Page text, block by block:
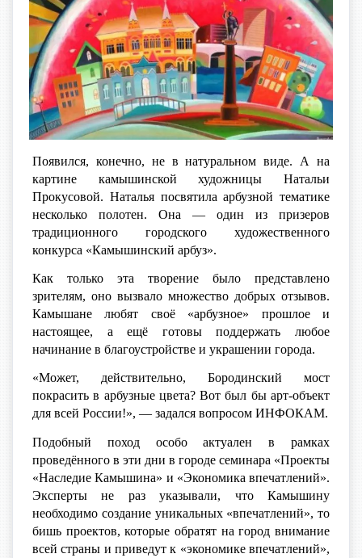
Появился, конечно, не в натуральном виде. А на
картине камышинской художницы Натальи
Прокусовой. Наталья посвятила арбузной тематике
несколько полотен. Она — один из призеров
традиционного городского художественного
конкурса «Камышинский арбуз».
Как только эта творение было представлено
зрителям, оно вызвало множество добрых отзывов.
Камышане любят своё «арбузное» прошлое и
настоящее, а ещё готовы поддержать любое
начинание в благоустройстве и украшении города.
«Может, действительно, Бородинский мост
покрасить в арбузные цвета? Вот был бы арт-объект
для всей России!», — задался вопросом ИНФОКАМ.
Подобный поход особо актуален в рамках
проведённого в эти дни в городе семинара «Проекты
«Наследие Камышина» и «Экономика впечатлений».
Эксперты не раз указывали, что Камышину
необходимо создание уникальных «впечатлений», то
бишь проектов, которые обратят на город внимание
всей страны и приведут к «экономике впечатлений»,